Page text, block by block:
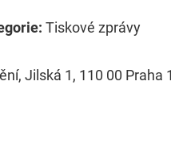
Tiskové zprávy
Jilská 1, 110 00 Praha